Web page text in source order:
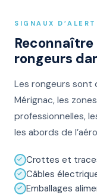
SIGNAUX
rongeurs
Les rongeurs sont
Mérignac, les
professionnelles,
les abords de
Crottes et
Câbles
Emballages